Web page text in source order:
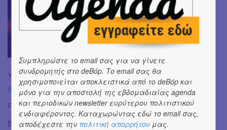
YouTube:https://www.youtube.com/watch?v=Mvx-
alP80FU&ab_channel=NaxatrasOfficial
Facebook:https://www.facebook.com/naxatras/
Bandcamp:https://naxatras.bandcamp.com/
Συμπληρώστε το email σας για να γίνετε
συνδρομητής στο deBόp. Το email σας θα
χρησιμοποιείται αποκλειστικά από το deBόp και
μόνο για την αποστολή της εβδομαδιαίας agenda
και περιοδικών newsletter ευρύτερου πολιτιστικού
ενδιαφέροντος. Καταχωρώντας εδώ το email σας,
αποδέχεστε την πολιτική απορρήτου μας.